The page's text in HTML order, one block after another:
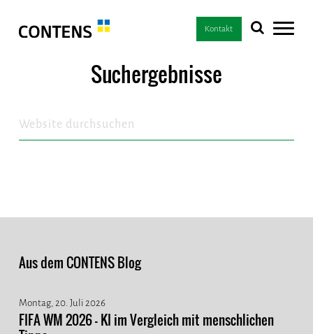
Kontakt
Suchergebnisse
Aus dem CONTENS Blog
Montag, 20. Juli 2026
FIFA WM 2026 - KI im Vergleich mit menschlichen